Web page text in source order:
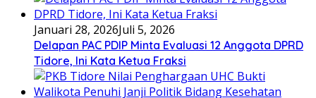
Januari 28, 2026Juli 5, 2026
Delapan PAC PDIP Minta Evaluasi 12 Anggota DPRD
Tidore, Ini Kata Ketua Fraksi